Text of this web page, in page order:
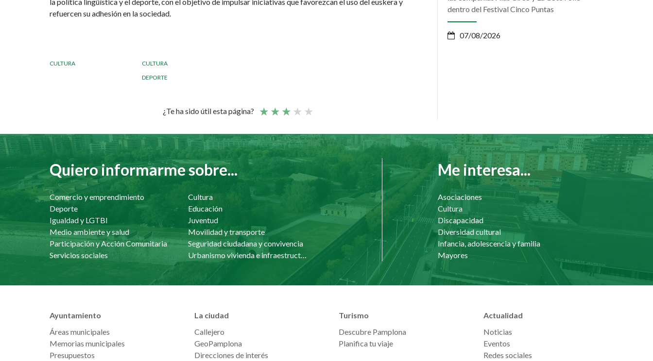
refuercen su adhesión en la sociedad.
CULTURA
CULTURA
DEPORTE
¿Te ha sido útil esta página?
dentro del Festival Cinco Puntas
07/08/2026
Quiero informarme sobre...
Comercio y emprendimiento
Cultura
Deporte
Educación
Igualdad y LGTBI
Juventud
Medio ambiente y salud
Movilidad y transporte
Participación y Acción Comunitaria
Seguridad ciudadana y convivencia
Servicios sociales
Urbanismo vivienda e infraestructuras
Me interesa...
Asociaciones
Cultura
Discapacidad
Diversidad cultural
Infancia, adolescencia y familia
Mayores
Ayuntamiento
Áreas municipales
Memorias municipales
Presupuestos
La ciudad
Callejero
GeoPamplona
Direcciones de interés
Turismo
Descubre Pamplona
Planifica tu viaje
Actualidad
Noticias
Eventos
Redes sociales